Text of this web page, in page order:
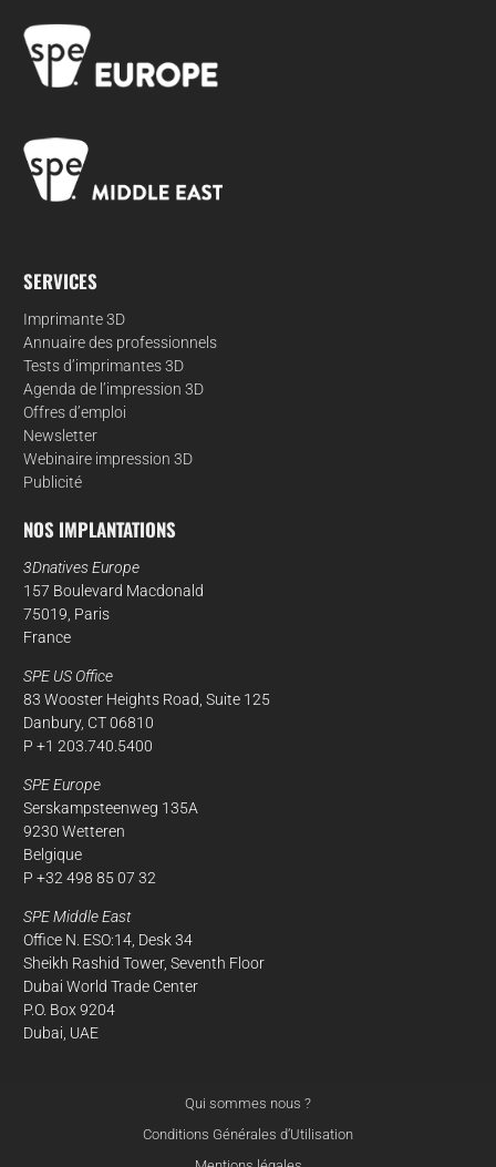
SERVICES
Imprimante 3D
Annuaire des professionnels
Tests d’imprimantes 3D
Agenda de l’impression 3D
Offres d’emploi
Newsletter
Webinaire impression 3D
Publicité
NOS IMPLANTATIONS
3Dnatives Europe
157 Boulevard Macdonald
75019, Paris
France
SPE US Office
83 Wooster Heights Road, Suite 125
Danbury, CT 06810
P +1 203.740.5400
SPE Europe
Serskampsteenweg 135A
9230 Wetteren
Belgique
P +32 498 85 07 32
SPE Middle East
Office N. ESO:14, Desk 34
Sheikh Rashid Tower, Seventh Floor
Dubai World Trade Center
P.O. Box 9204
Dubai, UAE
Qui sommes nous ?
Conditions Générales d’Utilisation